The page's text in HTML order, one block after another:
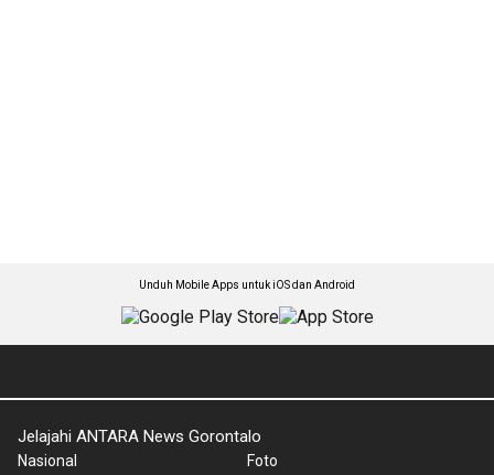
Unduh Mobile Apps untuk iOS dan Android
Jelajahi ANTARA News Gorontalo
Nasional Foto